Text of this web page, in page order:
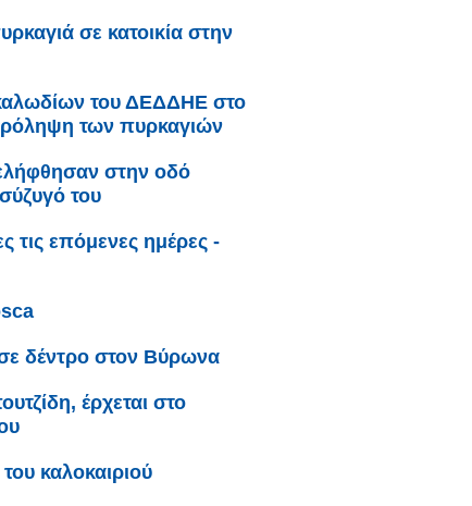
σε κατοικία στην
του ΔΕΔΔΗΕ στο
των πυρκαγιών
στην οδό
του
τις επόμενες ημέρες -
δέντρο στον Βύρωνα
έρχεται στο
καλοκαιριού